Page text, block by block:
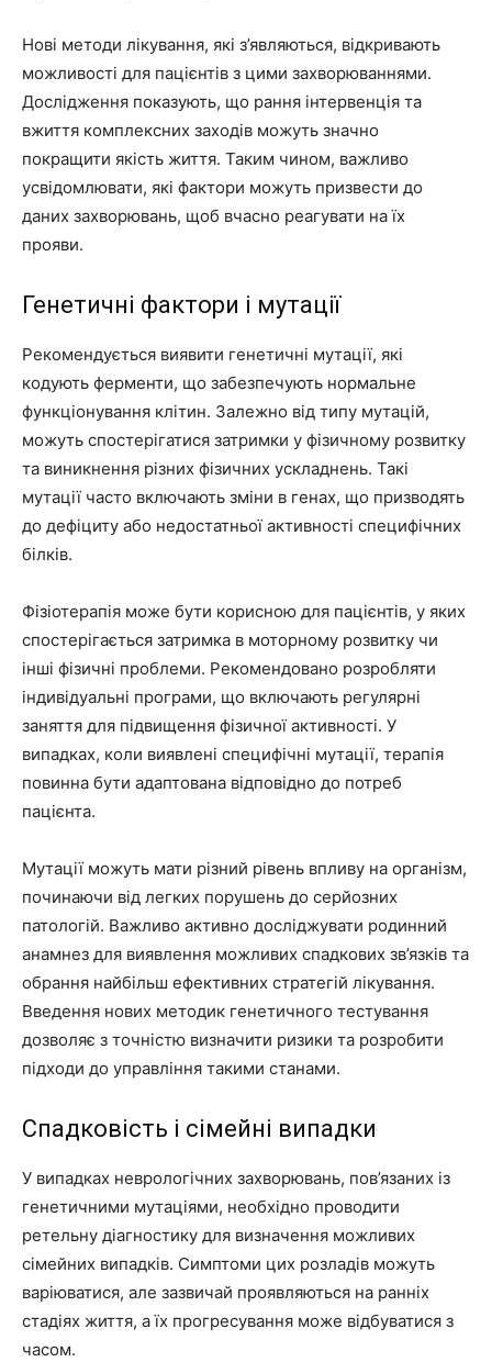
Нові методи лікування, які з’являються, відкривають
можливості для пацієнтів з цими захворюваннями.
Дослідження показують, що рання інтервенція та
вжиття комплексних заходів можуть значно
покращити якість життя. Таким чином, важливо
усвідомлювати, які фактори можуть призвести до
даних захворювань, щоб вчасно реагувати на їх
прояви.
Генетичні фактори і мутації
Рекомендується виявити генетичні мутації, які
кодують ферменти, що забезпечують нормальне
функціонування клітин. Залежно від типу мутацій,
можуть спостерігатися затримки у фізичному розвитку
та виникнення різних фізичних ускладнень. Такі
мутації часто включають зміни в генах, що призводять
до дефіциту або недостатньої активності специфічних
білків.
Фізіотерапія може бути корисною для пацієнтів, у яких
спостерігається затримка в моторному розвитку чи
інші фізичні проблеми. Рекомендовано розробляти
індивідуальні програми, що включають регулярні
заняття для підвищення фізичної активності. У
випадках, коли виявлені специфічні мутації, терапія
повинна бути адаптована відповідно до потреб
пацієнта.
Мутації можуть мати різний рівень впливу на організм,
починаючи від легких порушень до серйозних
патологій. Важливо активно досліджувати родинний
анамнез для виявлення можливих спадкових зв’язків та
обрання найбільш ефективних стратегій лікування.
Введення нових методик генетичного тестування
дозволяє з точністю визначити ризики та розробити
підходи до управління такими станами.
Спадковість і сімейні випадки
У випадках неврологічних захворювань, пов’язаних із
генетичними мутаціями, необхідно проводити
ретельну діагностику для визначення можливих
сімейних випадків. Симптоми цих розладів можуть
варіюватися, але зазвичай проявляються на ранніх
стадіях життя, а їх прогресування може відбуватися з
часом.